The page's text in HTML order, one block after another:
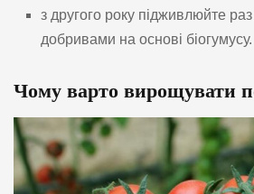
з другого року підживлюйте
добривами на основі біогумусу.
Чому варто вирощувати